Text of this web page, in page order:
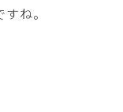
ね。